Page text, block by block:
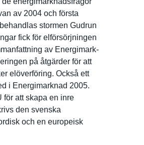
av 2004 och första
stormen Gudrun
fick för elförsörjn­ingen
av Energimark­
på åtgärder för att
elöverföri­ng. Också ett
i Energimark­nad 2005.
för att skapa en inre
den svenska
och en europeisk